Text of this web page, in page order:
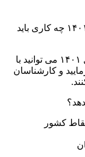
برای اطلاع از نرخ کرایه وانت نیسان در سال ۱۴۰۱ چه کاری باید
برای اطلاع از نرخ کرایه وانت و نیسان در سال ۱۴۰۱ می توانید با
حاصل فرمایید و کارشناسان
کشور